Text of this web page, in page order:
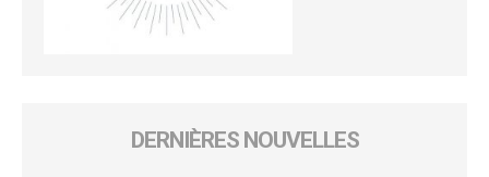
DERNIÈRES NOUVELLES